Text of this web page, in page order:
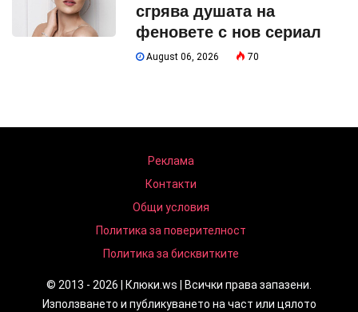
сгрява душата на
феновете с нов сериал
August 06, 2026 70
Реклама
Контакти
Общи условия
Политика за поверителност
Политика за бисквитките
© 2013 - 2026 | Клюки.ws | Всички права запазени.
Използването и публикуването на част или цялото